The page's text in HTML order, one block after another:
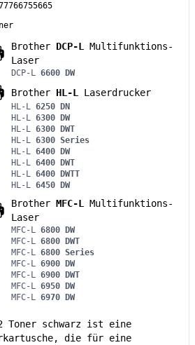
Brother DCP-L Multifunktions-
Laser
DCP-L 6600 DW
Brother HL-L Laserdrucker
HL-L 6250 DN
HL-L 6300 DW
HL-L 6300 DWT
HL-L 6300 Series
HL-L 6400 DW
HL-L 6400 DWT
HL-L 6400 DWTT
HL-L 6450 DW
Brother MFC-L Multifunktions-
Laser
MFC-L 6800 DW
MFC-L 6800 DWT
MFC-L 6800 Series
MFC-L 6900 DW
MFC-L 6900 DWT
MFC-L 6950 DW
MFC-L 6970 DW
Toner schwarz ist eine
die für eine